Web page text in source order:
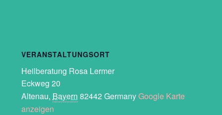
VERANSTALTUNGSORT
Heilberatung Rosa Lermer
Eckweg 20
Altenau, Bayern 82442 GermanyGoogle Karte
anzeigen